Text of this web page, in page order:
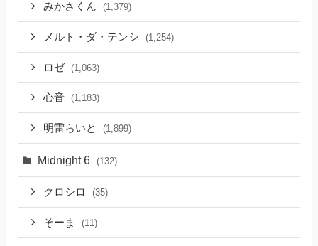
みかさくん (1,379)
メルト・ダ・テンシ (1,254)
ロゼ (1,063)
心音 (1,183)
明雷らいと (1,899)
Midnight 6 (132)
クロシロ (35)
そーま (11)